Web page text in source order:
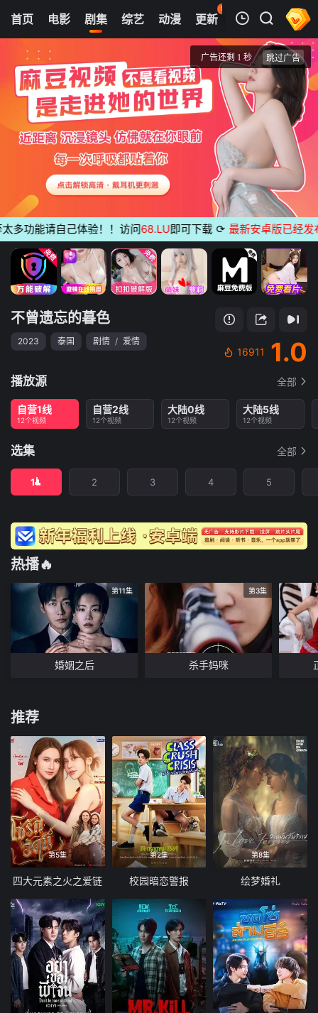
首页 电影 剧集 综艺 动漫 更新
95
热榜 APP
1
不曾遗忘的暮色
清空
能请自己体验！！访问68.LU即可下载 ⟳ 最新安卓版已经发布无
不曾遗忘的暮色
2023 泰国 剧情 / 爱情
16911 1.0
播放源 全部
自营1线
12个视频
自营2线
12个视频
大陆0线
12个视频
大陆5线
12个视频
选集 全部
1 2 3 4 5
热播🔥
第11集
婚姻之后
第3集
杀手妈咪
推荐
第5集
四大元素之火之爱链
第2集
校园暗恋警报
第8集
绘梦婚礼